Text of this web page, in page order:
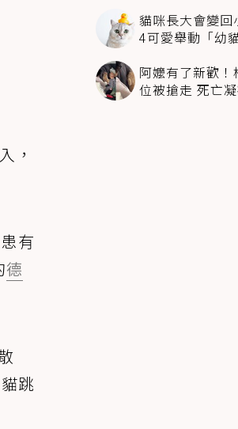
，
有
德
跳
貓咪長大會變回
4可愛舉動「幼
阿嬤有了新歡！
位被搶走 死亡